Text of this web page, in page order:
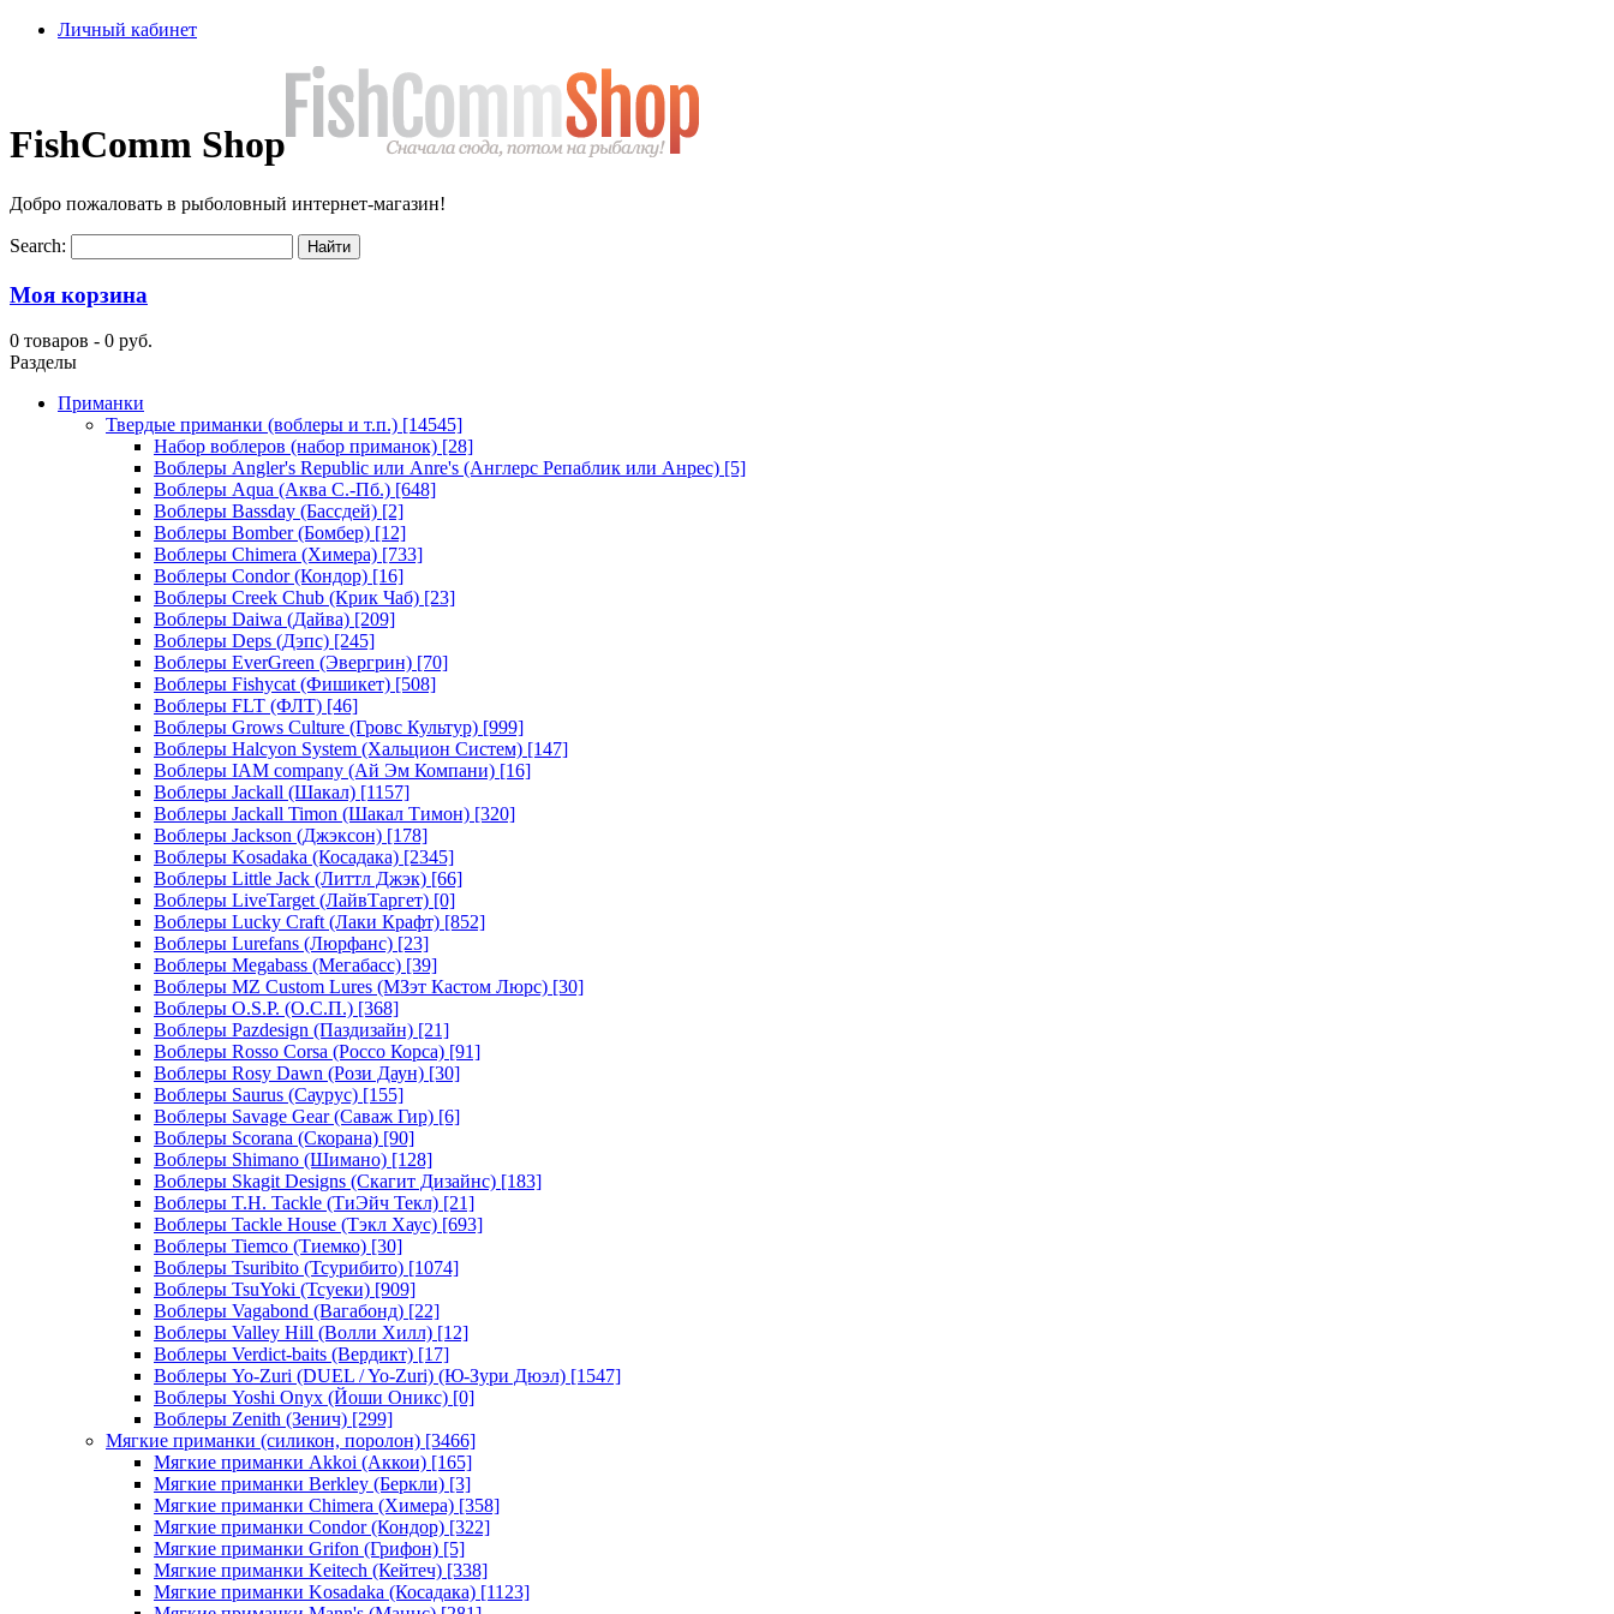
Личный кабинет
FishComm Shop
Добро пожаловать в рыболовный интернет-магазин!
Search:
Моя корзина
0 товаров - 0 руб.
Разделы
Приманки
Твердые приманки (воблеры и т.п.) [14545]
Набор воблеров (набор приманок) [28]
Воблеры Angler's Republic или Anre's (Англерс Репаблик или Анрес) [5]
Воблеры Aqua (Аква С.-Пб.) [648]
Воблеры Bassday (Бассдей) [2]
Воблеры Bomber (Бомбер) [12]
Воблеры Chimera (Химера) [733]
Воблеры Condor (Кондор) [16]
Воблеры Creek Chub (Крик Чаб) [23]
Воблеры Daiwa (Дайва) [209]
Воблеры Deps (Дэпс) [245]
Воблеры EverGreen (Эвергрин) [70]
Воблеры Fishycat (Фишикет) [508]
Воблеры FLT (ФЛТ) [46]
Воблеры Grows Culture (Гровс Культур) [999]
Воблеры Halcyon System (Хальцион Систем) [147]
Воблеры IAM company (Ай Эм Компани) [16]
Воблеры Jackall (Шакал) [1157]
Воблеры Jackall Timon (Шакал Тимон) [320]
Воблеры Jackson (Джэксон) [178]
Воблеры Kosadaka (Косадака) [2345]
Воблеры Little Jack (Литтл Джэк) [66]
Воблеры LiveTarget (ЛайвТаргет) [0]
Воблеры Lucky Craft (Лаки Крафт) [852]
Воблеры Lurefans (Люрфанс) [23]
Воблеры Megabass (Мегабасс) [39]
Воблеры MZ Custom Lures (МЗэт Кастом Люрс) [30]
Воблеры O.S.P. (О.С.П.) [368]
Воблеры Pazdesign (Паздизайн) [21]
Воблеры Rosso Corsa (Россо Корса) [91]
Воблеры Rosy Dawn (Рози Даун) [30]
Воблеры Saurus (Саурус) [155]
Воблеры Savage Gear (Саваж Гир) [6]
Воблеры Scorana (Скорана) [90]
Воблеры Shimano (Шимано) [128]
Воблеры Skagit Designs (Скагит Дизайнс) [183]
Воблеры T.H. Tackle (ТиЭйч Текл) [21]
Воблеры Tackle House (Тэкл Хаус) [693]
Воблеры Tiemco (Тиемко) [30]
Воблеры Tsuribito (Тсурибито) [1074]
Воблеры TsuYoki (Тсуеки) [909]
Воблеры Vagabond (Вагабонд) [22]
Воблеры Valley Hill (Волли Хилл) [12]
Воблеры Verdict-baits (Вердикт) [17]
Воблеры Yo-Zuri (DUEL / Yo-Zuri) (Ю-Зури Дюэл) [1547]
Воблеры Yoshi Onyx (Йоши Оникс) [0]
Воблеры Zenith (Зенич) [299]
Мягкие приманки (силикон, поролон) [3466]
Мягкие приманки Akkoi (Аккои) [165]
Мягкие приманки Berkley (Беркли) [3]
Мягкие приманки Chimera (Химера) [358]
Мягкие приманки Condor (Кондор) [322]
Мягкие приманки Grifon (Грифон) [5]
Мягкие приманки Keitech (Кейтеч) [338]
Мягкие приманки Kosadaka (Косадака) [1123]